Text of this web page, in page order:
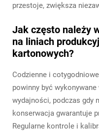
przestoje, zwiększa
Jak często należy
na liniach
kartonowych?
Codzienne i
powinny być
wydajności, podczas gdy
konserwacja gwarantuje
Regularne kontrole i